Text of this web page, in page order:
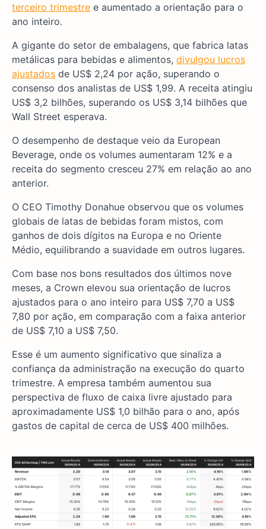
terceiro trimestre e aumentado a orientação para o
ano inteiro.
A gigante do setor de embalagens, que fabrica latas
metálicas para bebidas e alimentos, divulgou lucros
ajustados de US$ 2,24 por ação, superando o
consenso dos analistas de US$ 1,99. A receita atingiu
US$ 3,2 bilhões, superando os US$ 3,14 bilhões que
Wall Street esperava.
O desempenho de destaque veio da European
Beverage, onde os volumes aumentaram 12% e a
receita do segmento cresceu 27% em relação ao ano
anterior.
O CEO Timothy Donahue observou que os volumes
globais de latas de bebidas foram mistos, com
ganhos de dois dígitos na Europa e no Oriente
Médio, equilibrando a suavidade em outros lugares.
Com base nos bons resultados dos últimos nove
meses, a Crown elevou sua orientação de lucros
ajustados para o ano inteiro para US$ 7,70 a US$
7,80 por ação, em comparação com a faixa anterior
de US$ 7,10 a US$ 7,50.
Esse é um aumento significativo que sinaliza a
confiança da administração na execução do quarto
trimestre. A empresa também aumentou sua
perspectiva de fluxo de caixa livre ajustado para
aproximadamente US$ 1,0 bilhão para o ano, após
gastos de capital de cerca de US$ 400 milhões.